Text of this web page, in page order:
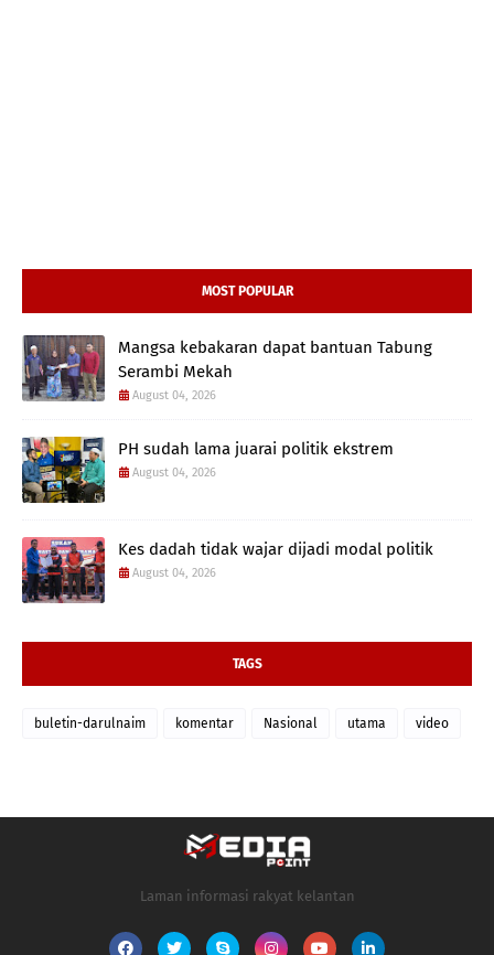
MOST POPULAR
Mangsa kebakaran dapat bantuan Tabung
Serambi Mekah
August 04, 2026
PH sudah lama juarai politik ekstrem
August 04, 2026
Kes dadah tidak wajar dijadi modal politik
August 04, 2026
TAGS
buletin-darulnaim komentar Nasional utama video
Laman informasi rakyat kelantan